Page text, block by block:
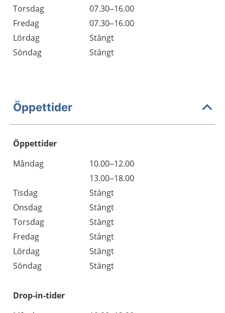
Torsdag
07.30–16.00
Fredag
07.30–16.00
Lördag
Stängt
Söndag
Stängt
Öppettider
Öppettider
Dag
Öppettider
Kommentarer
Måndag
10.00–12.00
13.00–18.00
Tisdag
Stängt
Onsdag
Stängt
Torsdag
Stängt
Fredag
Stängt
Lördag
Stängt
Söndag
Stängt
Drop-in-tider